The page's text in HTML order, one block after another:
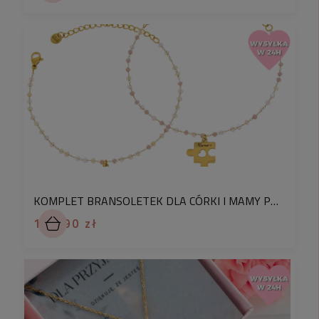
Grawery robione przez nas są
wyjątkowo
trwałedzięki zastosowaniu najnowszego lasera
polskiej produkcji o mocy 30 W. Nasze projekty
różnią się od tych wykonywanych na ploterach
grawerujących tym, że mają wyraźne precyzyjne
kontury, wyraźny głęboki ślad i przede
wszystkim
nie ścierają się podczas
noszenia. Wykonujemy grawery tym samym
laserem którego używają państwowe urzędy
rysujemynasze projekty co sprawia, że każda
sztuka staje się niepowtarzalną, precyzyjnie
Pamiętaj, że ze względu na indywidualny projekt
i wykonanie Twojego dodatku, czas realizacji dla
tego modelu może wynosić
3 dni robocze. Każda
sztuka jest niepowtarzalna i wyjątkowa -
KOMPLET BRANSOLETEK DLA CÓRKI I MAMY PUZZLE Z GRAWEREM STAL CHIRURGICZNA
184,90 zł